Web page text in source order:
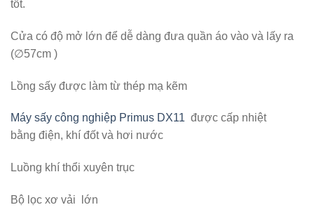
tốt.
Cửa có độ mở lớn để dễ dàng đưa quần áo vào và lấy ra
(∅57cm )
Lồng sấy được làm từ thép mạ kẽm
Máy sấy công nghiệp Primus DX11 được cấp nhiệt
bằng điện, khí đốt và hơi nước
Luồng khí thổi xuyên trục
Bộ lọc xơ vải lớn